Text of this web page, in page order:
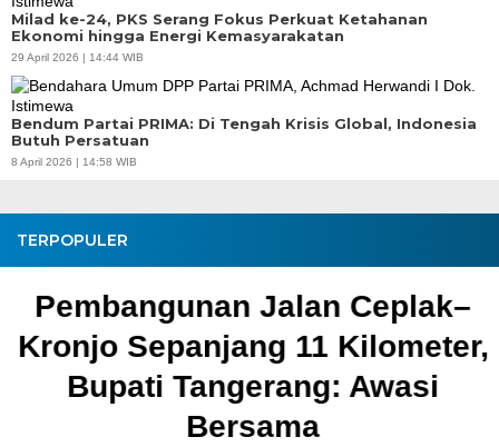
Milad ke-24, PKS Serang Fokus Perkuat Ketahanan
Ekonomi hingga Energi Kemasyarakatan
29 April 2026 | 14:44 WIB
Bendum Partai PRIMA: Di Tengah Krisis Global, Indonesia
Butuh Persatuan
8 April 2026 | 14:58 WIB
TERPOPULER
Pembangunan Jalan Ceplak–
Kronjo Sepanjang 11 Kilometer,
Bupati Tangerang: Awasi
Bersama